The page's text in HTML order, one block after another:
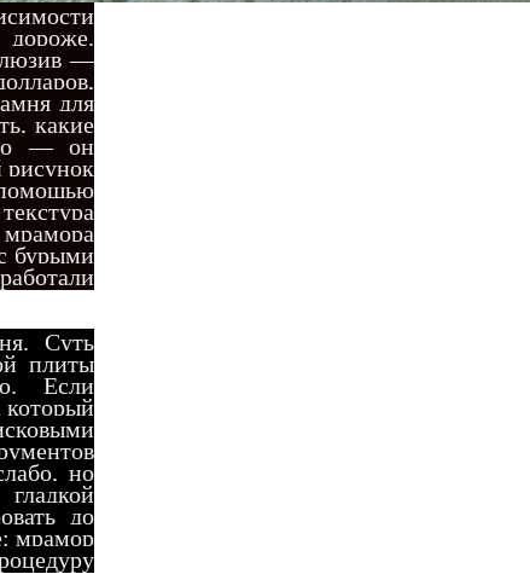
—
для
какие
— он
рисунок
бурыми
Суть
плиты
Если
который
но
до
мрамор